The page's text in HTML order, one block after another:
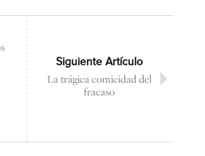
Siguiente Artículo
La trágica comicidad del
fracaso